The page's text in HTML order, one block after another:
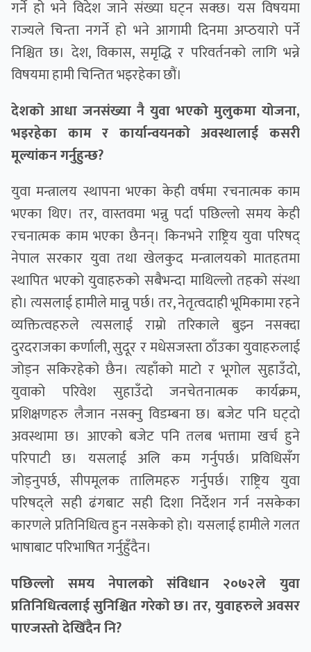
गर्ने हो भने विदेश जाने संख्या घट्न सक्छ। यस विषयमा
राज्यले चिन्ता नगर्ने हो भने आगामी दिनमा अप्ठयारो पर्ने
निश्चित छ। देश, विकास, समृद्धि र परिवर्तनको लागि भन्ने
विषयमा हामी चिन्तित भइरहेका छौं।
देशको आधा जनसंख्या नै युवा भएको मुलुकमा योजना,
भइरहेका काम र कार्यान्वयनको अवस्थालाई कसरी
मूल्यांकन गर्नुहुन्छ?
युवा मन्त्रालय स्थापना भएका केही वर्षमा रचनात्मक काम
भएका थिए। तर, वास्तवमा भन्नु पर्दा पछिल्लो समय केही
रचनात्मक काम भएका छैनन्। किनभने राष्ट्रिय युवा परिषद्
नेपाल सरकार युवा तथा खेलकुद मन्त्रालयको मातहतमा
स्थापित भएको युवाहरुको सबैभन्दा माथिल्लो तहको संस्था
हो। त्यसलाई हामीले मान्नु पर्छ। तर, नेतृत्वदाही भूमिकामा रहने
व्यक्तित्वहरुले त्यसलाई राम्रो तरिकाले बुझ्न नसक्दा
दुरदराजका कर्णाली, सुदूर र मधेसजस्ता ठाँउका युवाहरुलाई
जोड्न सकिरहेको छैन। त्यहाँको माटो र भूगोल सुहाउँदो,
युवाको परिवेश सुहाउँदो जनचेतनात्मक कार्यक्रम,
प्रशिक्षणहरु लैजान नसक्नु विडम्बना छ। बजेट पनि घट्दो
अवस्थामा छ। आएको बजेट पनि तलब भत्तामा खर्च हुने
परिपाटी छ। यसलाई अलि कम गर्नुपर्छ। प्रविधिसँग
जोड्नुपर्छ, सीपमूलक तालिमहरु गर्नुपर्छ। राष्ट्रिय युवा
परिषद्ले सही ढंगबाट सही दिशा निर्देशन गर्न नसकेका
कारणले प्रतिनिधित्व हुन नसकेको हो। यसलाई हामीले गलत
भाषाबाट परिभाषित गर्नुहुँदैन।
पछिल्लो समय नेपालको संविधान २०७२ले युवा
प्रतिनिधित्वलाई सुनिश्चित गरेको छ। तर, युवाहरुले अवसर
पाएजस्तो देखिँदैन नि?